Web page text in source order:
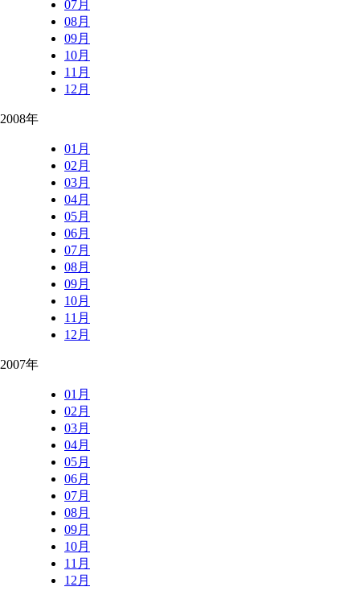
07月
08月
09月
10月
11月
12月
2008年
01月
02月
03月
04月
05月
06月
07月
08月
09月
10月
11月
12月
2007年
01月
02月
03月
04月
05月
06月
07月
08月
09月
10月
11月
12月